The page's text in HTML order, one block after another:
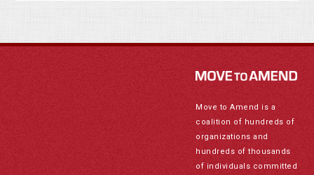
Move to Amend is a
coalition of hundreds of
organizations and
hundreds of thousands
of individuals committed